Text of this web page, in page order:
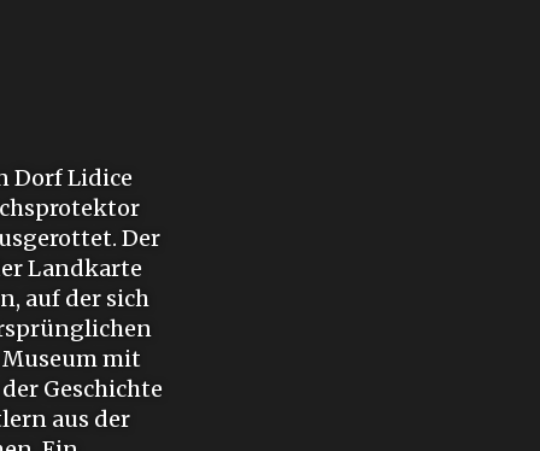
Dorf Lidice
Der
Landkarte
auf der sich
Museum mit
Geschichte
aus der